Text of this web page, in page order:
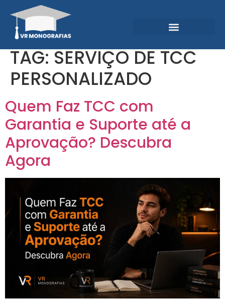
TAG:SERVIÇO DE TCC
PERSONALIZADO
Quem Faz TCC com
Garantia e Suporte até a
Aprovação? Descubra
Agora